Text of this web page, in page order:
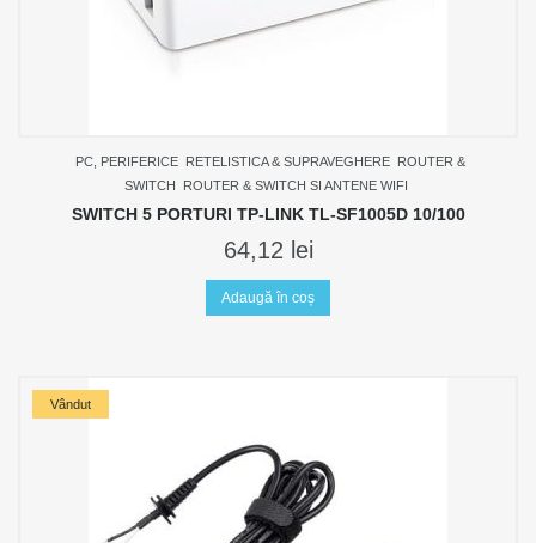
PC, PERIFERICE RETELISTICA & SUPRAVEGHERE
ROUTER &
SWITCH
ROUTER & SWITCH SI ANTENE WIFI
SWITCH 5 PORTURI TP-LINK TL-SF1005D 10/100
64,12 lei
Adaugă în coș
Vândut